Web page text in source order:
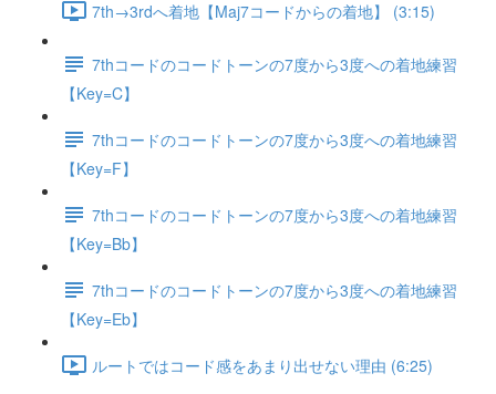
7th→3rdへ着地【Maj7コードからの着地】 (3:15)
7thコードのコードトーンの7度から3度への着地練習
【Key=C】
7thコードのコードトーンの7度から3度への着地練習
【Key=F】
7thコードのコードトーンの7度から3度への着地練習
【Key=Bb】
7thコードのコードトーンの7度から3度への着地練習
【Key=Eb】
ルートではコード感をあまり出せない理由 (6:25)